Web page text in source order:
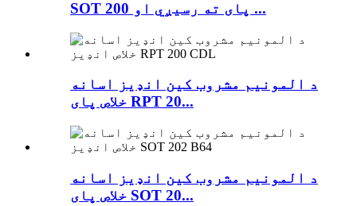
SOT 200 پای ته رسیږي او ...
د المونیم مشروب کین انډیز اسانه
خلاص پای RPT 20...
د المونیم مشروب کین انډیز اسانه
خلاص پای SOT 20...